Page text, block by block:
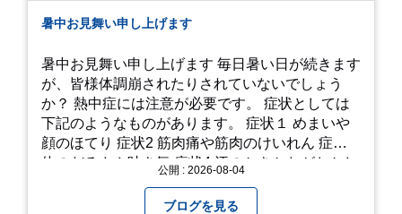
暑中お見舞い申し上げます
暑中お見舞い申し上げます 毎日暑い日が続きます
が、皆様体調崩されたりされていないでしょう
か？ 熱中症には注意が必要です。 症状としては
下記のようなものがあります。 症状１ めまいや
顔のほてり 症状2 筋肉痛や筋肉のけいれん 症状3
体のだるさや吐き気 症状4 汗のかきかたがおかし
に反応しない、まっすぐ歩けない 症状7 水分補給
公開 : 2026-08-04
ブログを見る